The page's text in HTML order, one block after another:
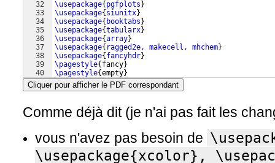
32
33
34
35
36
37
38
39
40
41
\usepackage{ pgfplots }
\usepackage{ siunitx}
\usepackage{ booktabs }
\usepackage{tabularx}
\usepackage{array}
\usepackage{ ragged2e, makecell, mhchem}
\usepackage{ fancyhdr}
\pagestyle{ fancy}
\pagestyle{empty}
% \usepackage{caption}
Cliquer pour afficher le PDF correspondant
Comme déjà dit (je n'ai pas fait les
vous n'avez pas besoin de
\usepackage{xcolor},